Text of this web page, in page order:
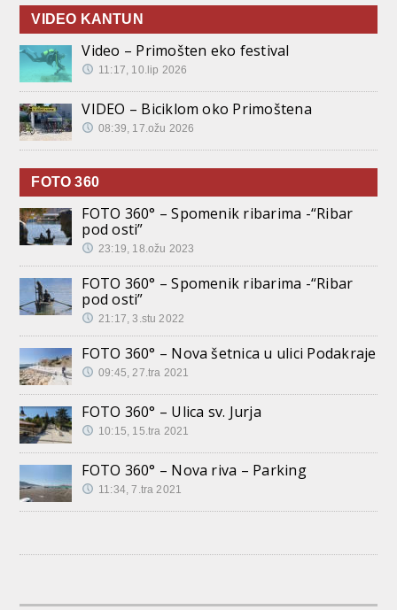
VIDEO KANTUN
Video – Primošten eko festival
11:17, 10.lip 2026
VIDEO – Biciklom oko Primoštena
08:39, 17.ožu 2026
FOTO 360
FOTO 360° – Spomenik ribarima -“Ribar
pod osti”
23:19, 18.ožu 2023
FOTO 360° – Spomenik ribarima -“Ribar
pod osti”
21:17, 3.stu 2022
FOTO 360° – Nova šetnica u ulici Podakraje
09:45, 27.tra 2021
FOTO 360° – Ulica sv. Jurja
10:15, 15.tra 2021
FOTO 360° – Nova riva – Parking
11:34, 7.tra 2021